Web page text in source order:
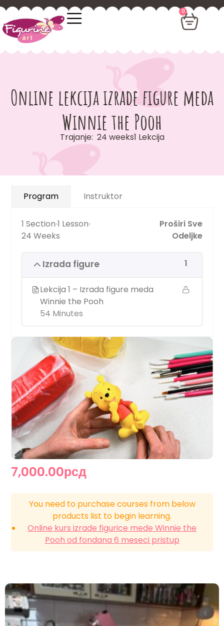
0
Online lekcija izrade figure meda
Winnie the Pooh
Trajanje: 24 weeks1 Lekcija
Program Instruktor
1 Section1 Lesson
24 Weeks
Proširi Sve
Odeljke
Izrada figure 1
Lekcija 1 – Izrada figure meda
Winnie the Pooh
54 Minutes
7,000.00рсд
You need to purchase courses from below
products list to begin learning.
Online kurs izrade figurice mede Winnie the
Pooh od fondana 6 meseci pristup